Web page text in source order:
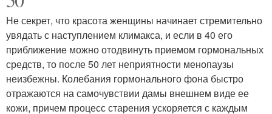
Не секрет, что красота женщины начинает стремительно
увядать с наступлением климакса, и если в 40 его
приближение можно отодвинуть приемом гормональных
средств, то после 50 лет неприятности менопаузы
неизбежны. Колебания гормонального фона быстро
отражаются на самочувствии дамы внешнем виде ее
кожи, причем процесс старения ускоряется с каждым